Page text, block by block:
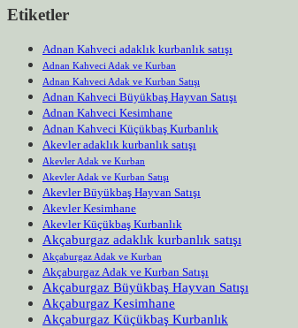
Etiketler
Adnan Kahveci adaklık kurbanlık satışı
Adnan Kahveci Adak ve Kurban
Adnan Kahveci Adak ve Kurban Satışı
Adnan Kahveci Büyükbaş Hayvan Satışı
Adnan Kahveci Kesimhane
Adnan Kahveci Küçükbaş Kurbanlık
Akevler adaklık kurbanlık satışı
Akevler Adak ve Kurban
Akevler Adak ve Kurban Satışı
Akevler Büyükbaş Hayvan Satışı
Akevler Kesimhane
Akevler Küçükbaş Kurbanlık
Akçaburgaz adaklık kurbanlık satışı
Akçaburgaz Adak ve Kurban
Akçaburgaz Adak ve Kurban Satışı
Akçaburgaz Büyükbaş Hayvan Satışı
Akçaburgaz Kesimhane
Akçaburgaz Küçükbaş Kurbanlık